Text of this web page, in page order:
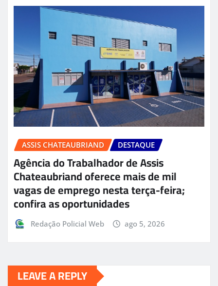
ASSIS CHATEAUBRIAND DESTAQUE
Agência do Trabalhador de Assis
Chateaubriand oferece mais de mil
vagas de emprego nesta terça-feira;
confira as oportunidades
Redação Policial Web ago 5, 2026
LEAVE A REPLY